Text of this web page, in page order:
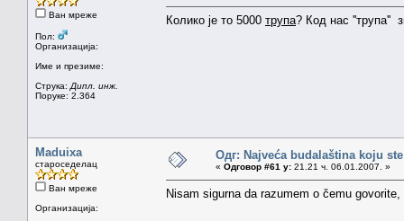
Ван мреже
Пол:
Организација:
Име и презиме:
Струка: Дипл. инж.
Поруке: 2.364
Колико је то 5000 трупа? Код нас ''трупа''
Maduixa
староседелац
Ван мреже
Организација:
Одг: Najveća budalaština koju
« Одговор #61 у: 21.21 ч. 06.01.2007. »
Nisam sigurna da razumem o čemu